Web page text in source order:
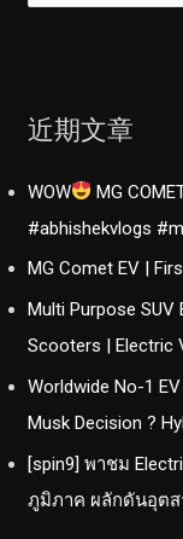
近期文章
WOW
MG
#abhishekvlogs
MG Comet EV |
Multi Purpose
Scooters | Electric
Worldwide No-1
Musk Decision ?
[spin9] พาชม
ภูมิภาค ผลักดันอุต